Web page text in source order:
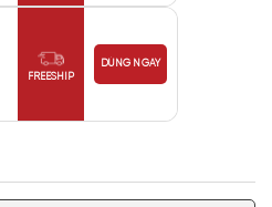
FREESHIP
DÙNG NGAY